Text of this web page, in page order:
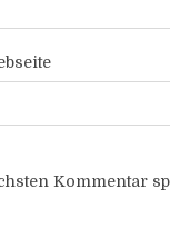
Kommentar